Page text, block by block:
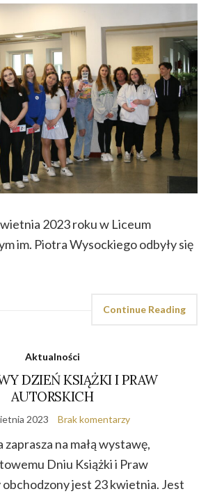
2023 roku w Liceum
im. Piotra Wysockiego odbyły się
Continue Reading
Aktualności
DZIEŃ KSIĄŻKI I PRAW
AUTORSKICH
2023 Brak komentarzy
na małą wystawę,
Dniu Książki i Praw
jest 23 kwietnia. Jest